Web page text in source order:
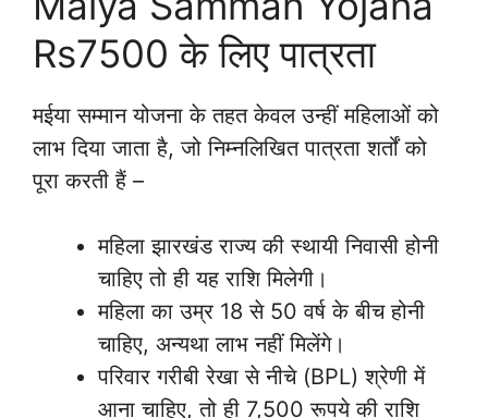
Rs7500 के लिए पात्रता
मईया सम्मान योजना के तहत केवल उन्हीं महिलाओं को
लाभ दिया जाता है, जो निम्नलिखित पात्रता शर्तों को
पूरा करती हैं –
महिला झारखंड राज्य की स्थायी निवासी होनी
चाहिए तो ही यह राशि मिलेगी।
महिला का उम्र 18 से 50 वर्ष के बीच होनी
चाहिए, अन्यथा लाभ नहीं मिलेंगे।
परिवार गरीबी रेखा से नीचे (BPL) श्रेणी में
आना चाहिए, तो ही 7,500 रूपये की राशि